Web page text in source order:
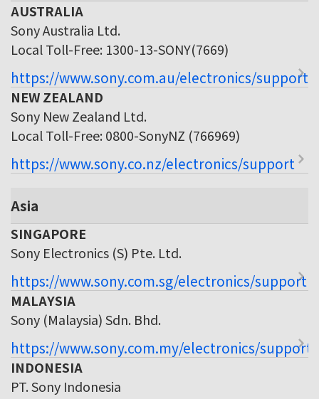
AUSTRALIA
Sony Australia Ltd.
Local Toll-Free: 1300-13-SONY(7669)
https://www.sony.com.au/electronics/support
NEW ZEALAND
Sony New Zealand Ltd.
Local Toll-Free: 0800-SonyNZ (766969)
https://www.sony.co.nz/electronics/support
Asia
SINGAPORE
Sony Electronics (S) Pte. Ltd.
https://www.sony.com.sg/electronics/support
MALAYSIA
Sony (Malaysia) Sdn. Bhd.
https://www.sony.com.my/electronics/support
INDONESIA
PT. Sony Indonesia